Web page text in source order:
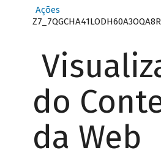
Ações
do
da Web